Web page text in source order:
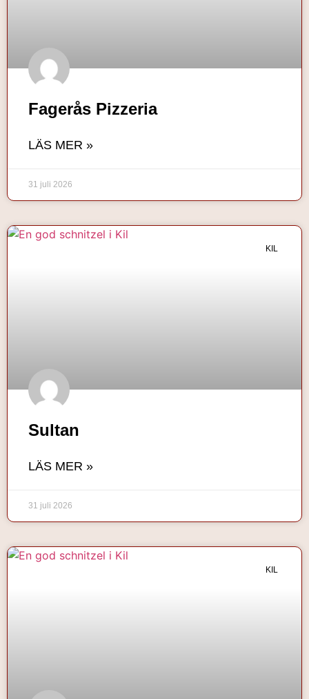
Fagerås Pizzeria
LÄS MER »
31 juli 2026
KIL
Sultan
LÄS MER »
31 juli 2026
KIL